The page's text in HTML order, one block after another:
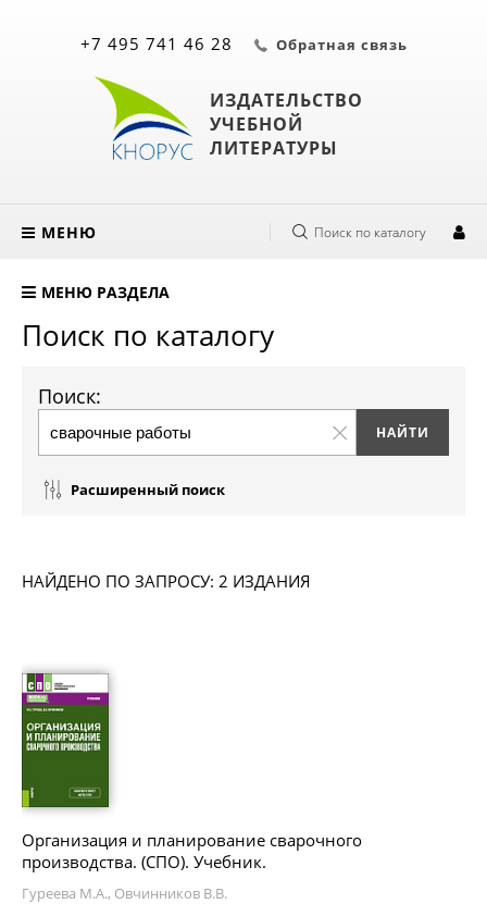
ИЗДАТЕЛЬСТВО
УЧЕБНОЙ
ЛИТЕРАТУРЫ
+7 495 741 46 28 Обратная связь
МЕНЮ Поиск по каталогу
МЕНЮ РАЗДЕЛА
Поиск по каталогу
Поиск:
Расширенный поиск
НАЙДЕНО ПО ЗАПРОСУ: 2 ИЗДАНИЯ
Организация и планирование сварочного
производства. (СПО). Учебник.
Гуреева М.А., Овчинников В.В.